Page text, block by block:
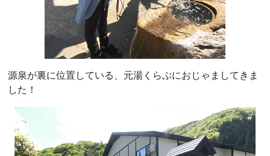
源泉が裏に位置している、元湯くらぶにおじゃましてきま
した！